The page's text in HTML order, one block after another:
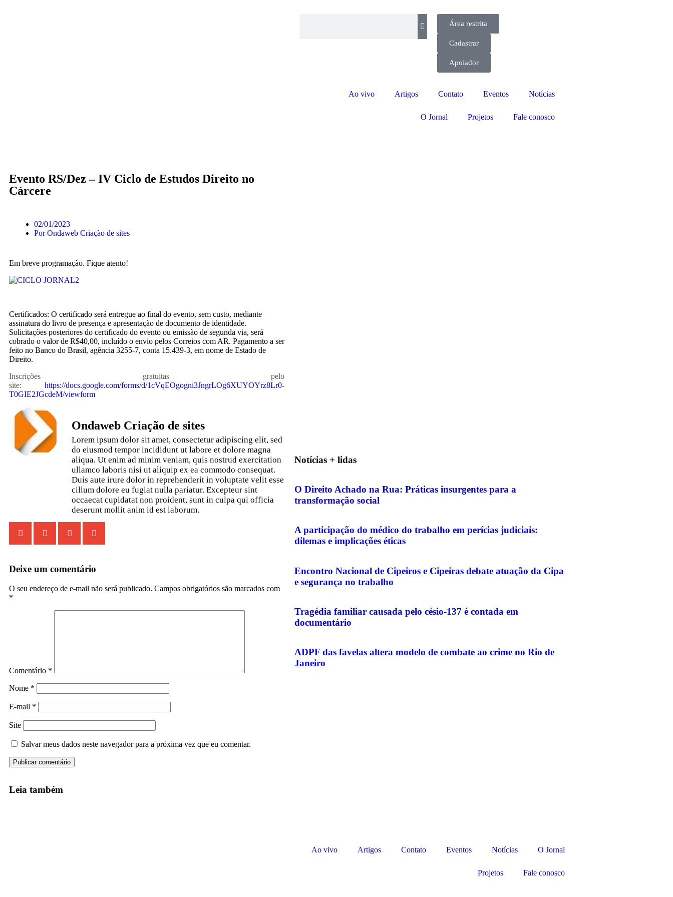
Área restrita
Cadastrar
Apoiador
Ao vivo Artigos Contato Eventos Notícias
O Jornal Projetos Fale conosco
Evento RS/Dez – IV Ciclo de Estudos Direito no
Cárcere
02/01/2023
PorOndaweb Criação de sites
Em breve programação. Fique atento!
Certificados: O certificado será entregue ao final do evento, sem custo, mediante
assinatura do livro de presença e apresentação de documento de identidade.
Solicitações posteriores do certificado do evento ou emissão de segunda via, será
cobrado o valor de R$40,00, incluído o envio pelos Correios com AR. Pagamento a ser
feito no Banco do Brasil, agência 3255-7, conta 15.439-3, em nome de Estado de
Direito.
Inscrições gratuitas pelo
site: https://docs.google.com/forms/d/1cVqEOgogni3JngrLOg6XUYOYrz8Lr0-
T0GIE2JGcdeM/viewform
Ondaweb Criação de sites
Lorem ipsum dolor sit amet, consectetur adipiscing elit, sed
do eiusmod tempor incididunt ut labore et dolore magna
aliqua. Ut enim ad minim veniam, quis nostrud exercitation
ullamco laboris nisi ut aliquip ex ea commodo consequat.
Duis aute irure dolor in reprehenderit in voluptate velit esse
cillum dolore eu fugiat nulla pariatur. Excepteur sint
occaecat cupidatat non proident, sunt in culpa qui officia
deserunt mollit anim id est laborum.
Deixe um comentário
O seu endereço de e-mail não será publicado. Campos obrigatórios são marcados com
*
Comentário *
Nome *
E-mail *
Site
Salvar meus dados neste navegador para a próxima vez que eu comentar.
Notícias + lidas
O Direito Achado na Rua: Práticas insurgentes para a
transformação social
A participação do médico do trabalho em perícias judiciais:
dilemas e implicações éticas
Encontro Nacional de Cipeiros e Cipeiras debate atuação da Cipa
e segurança no trabalho
Tragédia familiar causada pelo césio-137 é contada em
documentário
ADPF das favelas altera modelo de combate ao crime no Rio de
Janeiro
Leia também
Ao vivo Artigos Contato Eventos Notícias O Jornal
Projetos Fale conosco